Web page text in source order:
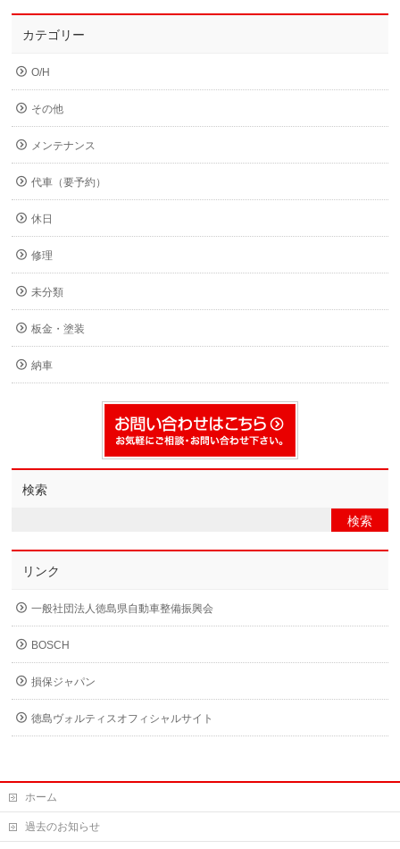
カテゴリー
O/H
その他
メンテナンス
代車（要予約）
休日
修理
未分類
板金・塗装
納車
検索
リンク
一般社団法人徳島県自動車整備振興会
BOSCH
損保ジャパン
徳島ヴォルティスオフィシャルサイト
ホーム
過去のお知らせ